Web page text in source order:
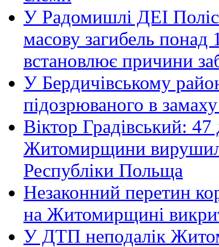
У Радомишлі ДЕІ
масову загибель понад
встановлює причини
У Бердичівському
підозрюваного в
Віктор Градівський: 47
Житомирщини
Республіки Польща
Незаконний перетин
на Житомирщині
У ДТП неподалік